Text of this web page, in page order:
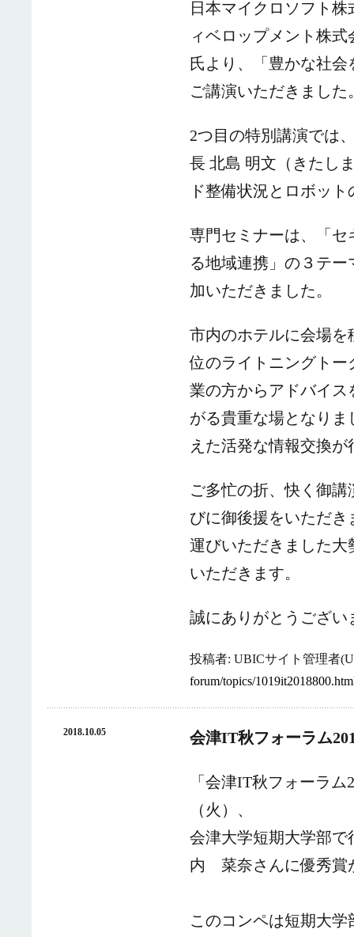
日本マイクロソフト
ィベロップメント株
氏より、「豊かな社
ご講演いただきました
2つ目の特別講演では
長 北島 明文（きたし
ド整備状況とロボッ
専門セミナーは、「
る地域連携」の３テ
加いただきました。
市内のホテルに会場
位のライトニングト
業の方からアドバイ
がる貴重な場となり
えた活発な情報交換
ご多忙の折、快く御
びに御後援をいただき
運びいただきました
いただきます。
誠にありがとうござい
投稿者: UBICサイト管理者
forum/topics/
2018.10.05 会津IT秋フォーラム
「会津IT秋フォーラ
（火）、
会津大学短期大学部
内 菜奈さんに優秀賞
このコンペは短期大